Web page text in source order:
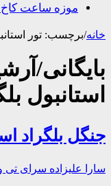
موزه ساعت کاخ
برچسب:تور استانبول
بلگراد
علیزادهسرای تی وی ,